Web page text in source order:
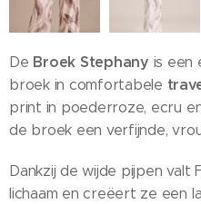
De Broek Stephany is een
broek in comfortabele
print in poederroze, ecru
de broek een verfijnde,
Dankzij de wijde pijpen valt
lichaam en creëert ze een